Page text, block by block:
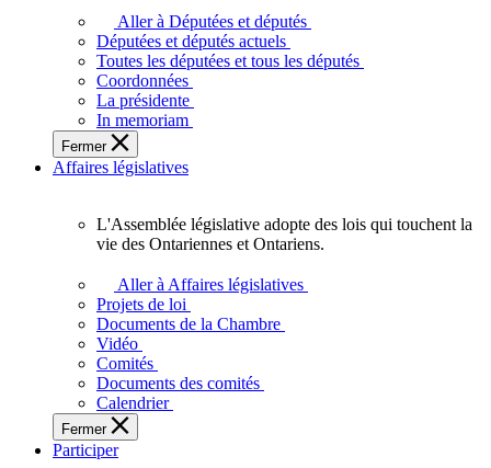
députés
vous
représentent
sein
de
l'Assemblée
législative
l'Ontario.
Aller à Députées et députés
Députées et députés actuels
Toutes les députées et tous les députés
Coordonnées
La présidente
In memoriam
Fermer
Affaires législatives
L'Assemblée
adopte
touchent
des
Ontariennes
et
L'Assemblée législative adopte des lois qui touchent la
vie des Ontariennes et Ontariens.
Aller à Affaires législatives
Projets de loi
Documents de la Chambre
Vidéo
Comités
Documents des comités
Calendrier
Fermer
Participer